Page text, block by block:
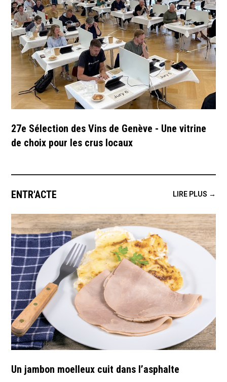
27e Sélection des Vins de Genève - Une vitrine
de choix pour les crus locaux
ENTR'ACTE LIRE PLUS →
Un jambon moelleux cuit dans l’asphalte